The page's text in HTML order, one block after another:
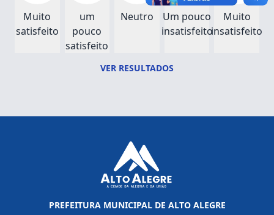
Muito
satisfeito
um
pouco
satisfeito
Neutro
Um pouco
insatisfeito
Muito
insatisfeito
VER RESULTADOS
PREFEITURA MUNICIPAL DE ALTO ALEGRE